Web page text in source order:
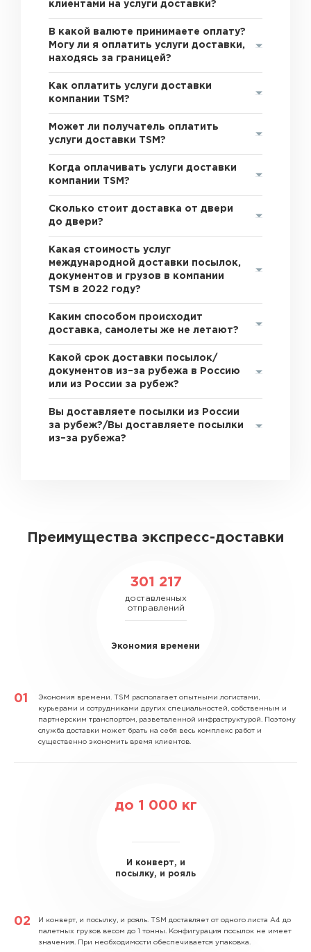
клиентами на услуги доставки?
В какой валюте принимаете оплату?
Могу ли я оплатить услуги доставки,
находясь за границей?
Как оплатить услуги доставки
компании TSM?
Может ли получатель оплатить
услуги доставки TSM?
Когда оплачивать услуги доставки
компании TSM?
Сколько стоит доставка от двери
до двери?
Какая стоимость услуг
международной доставки посылок,
документов и грузов в компании
TSM в 2022 году?
Каким способом происходит
доставка, самолеты же не летают?
Какой срок доставки посылок/
документов из–за рубежа в Россию
или из России за рубеж?
Вы доставляете посылки из России
за рубеж?/Вы доставляете посылки
из–за рубежа?
Преимущества экспресс-доставки
301 217
доставленных
отправлений
Экономия времени
Экономия времени. TSM располагает опытными логистами,
курьерами и сотрудниками других специальностей, собственным и
партнерским транспортом, разветвленной инфраструктурой. Поэтому
служба доставки может брать на себя весь комплекс работ и
существенно экономить время клиентов.
до 1 000 кг
И конверт, и
посылку, и рояль
И конверт, и посылку, и рояль. TSM доставляет от одного листа А4 до
палетных грузов весом до 1 тонны. Конфигурация посылок не имеет
значения. При необходимости обеспечивается упаковка.